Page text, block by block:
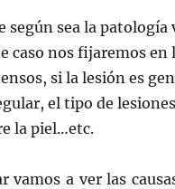
según sea la
caso nos fijaremos
si la lesión es
el tipo de
la piel…etc.
vamos a ver las